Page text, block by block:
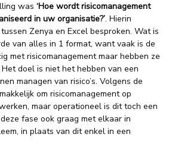
was ‘Hoe wordt risicomanagement
in uw organisatie?’. Hierin
Zenya en Excel besproken. Wat is
van alles in 1 format, want vaak is de
met risicomanagement maar hebben ze
doel is niet het hebben van een
managen van risico’s. Volgens de
om risicomanagement op
maar operationeel is dit toch een
fase ook graag met elkaar in
in plaats van dit enkel in een